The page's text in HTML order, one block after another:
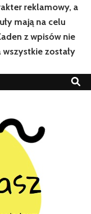
reklamowy, a
mają na celu
z wpisów nie
zostały